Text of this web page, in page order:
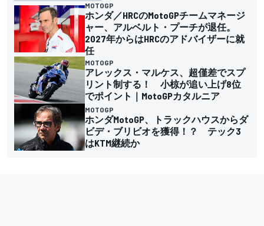
MOTOGP
ホンダ／HRCのMotoGPチームマネージ
ャー、アルベルト・プーチが退任。
2027年からはHRCのアドバイザーに就
任
MOTOGP
アレックス・マルケス、超僅差でスプ
リント制する！ 小椋が追い上げ8位
でポイント｜MotoGPカタルニア
MOTOGP
ホンダMotoGP、トラックハウスからダ
ビデ・ブリビオを獲得！？ テック3
はKTM継続か